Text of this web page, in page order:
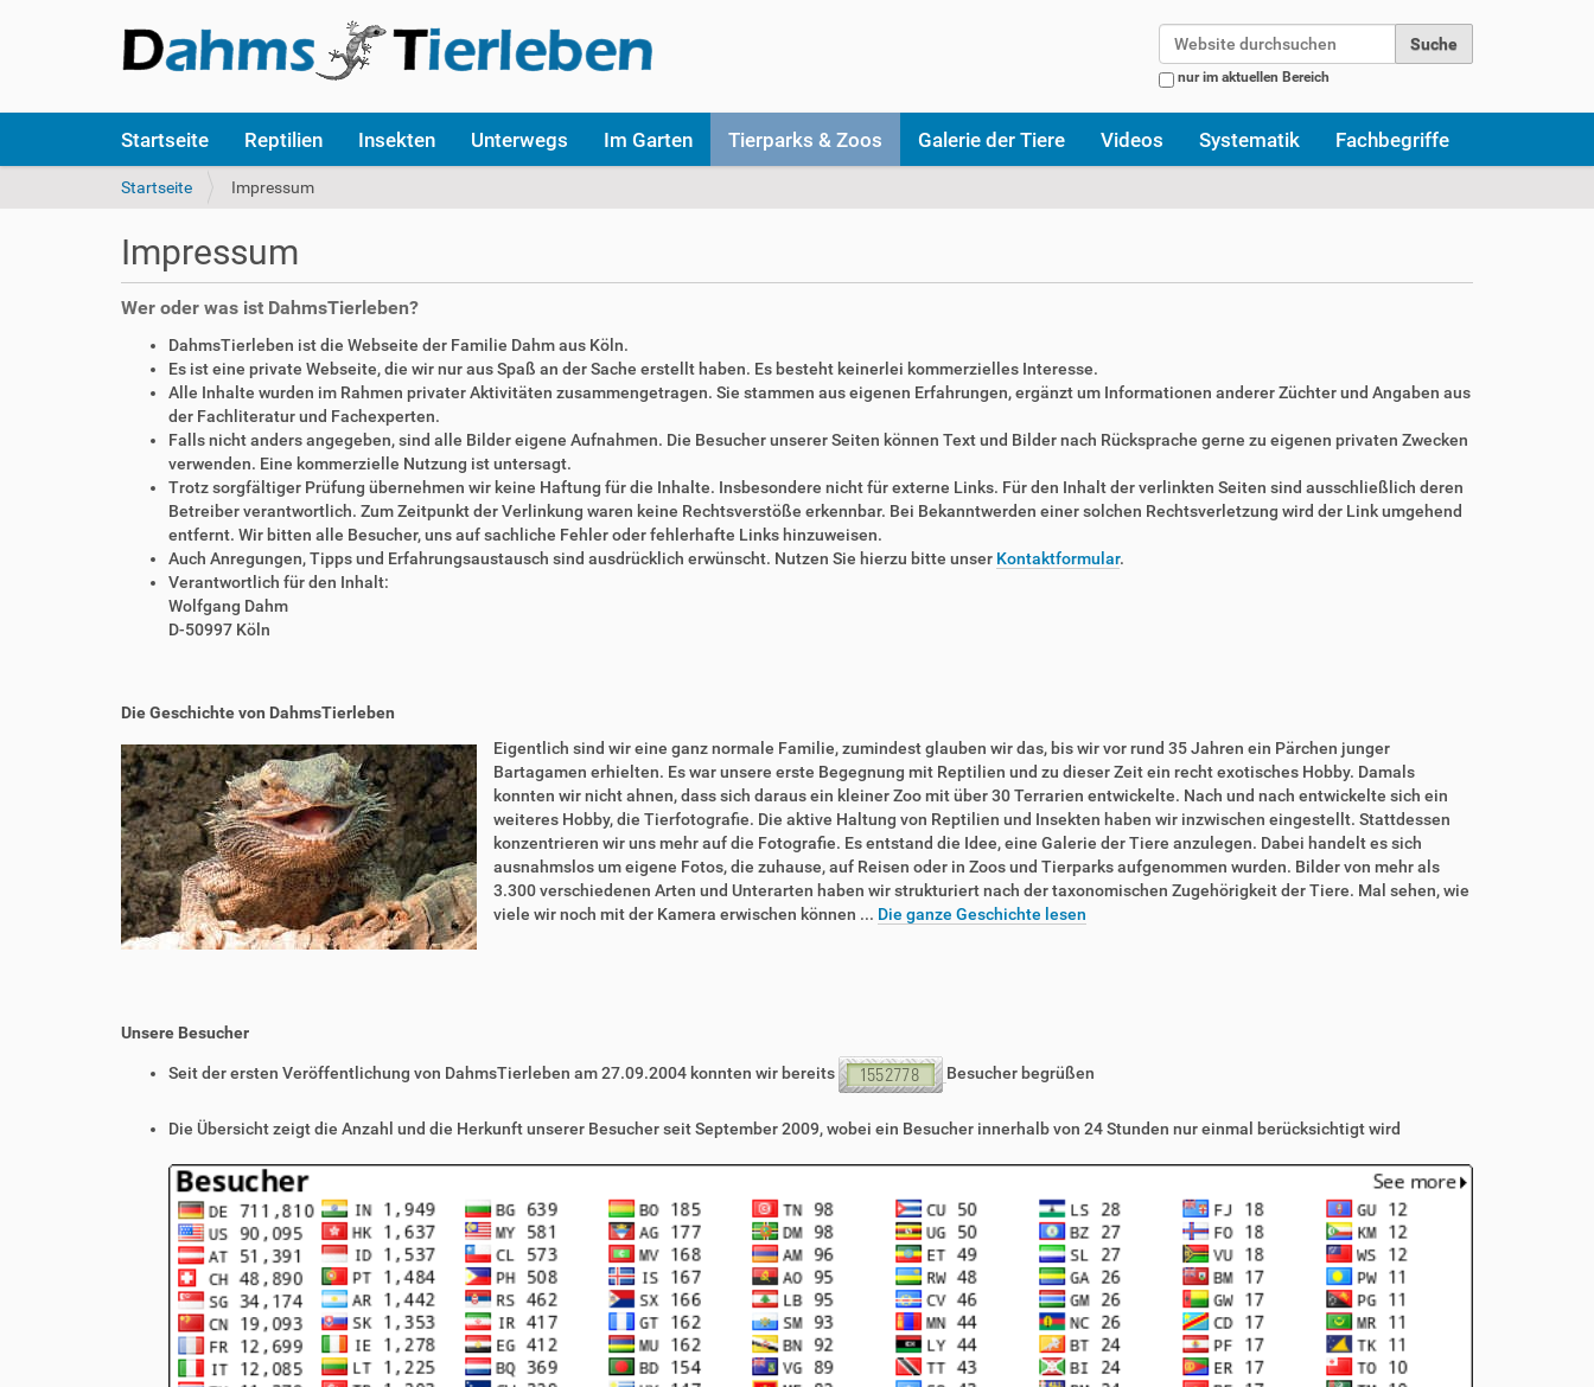
nur im aktuellen Bereich
k
Startseite Reptilien Insekten Unterwegs Im Garten Tierparks & Zoos Galerie der Tiere Videos Systematik Fachbegriffe
S
i
n
Startseite Impressum
Impressum
Wer oder was ist DahmsTierleben?
DahmsTierleben ist die Webseite der Familie Dahm aus Köln.
Es ist eine private Webseite, die wir nur aus Spaß an der Sache erstellt haben. Es besteht keinerlei kommerzielles Interesse.
Alle Inhalte wurden im Rahmen privater Aktivitäten zusammengetragen. Sie stammen aus eigenen Erfahrungen, ergänzt um Informationen anderer Züchter und Angaben aus
der Fachliteratur und Fachexperten.
Falls nicht anders angegeben, sind alle Bilder eigene Aufnahmen. Die Besucher unserer Seiten können Text und Bilder nach Rücksprache gerne zu eigenen privaten Zwecken
verwenden. Eine kommerzielle Nutzung ist untersagt.
Trotz sorgfältiger Prüfung übernehmen wir keine Haftung für die Inhalte. Insbesondere nicht für externe Links. Für den Inhalt der verlinkten Seiten sind ausschließlich deren
Betreiber verantwortlich. Zum Zeitpunkt der Verlinkung waren keine Rechtsverstöße erkennbar. Bei Bekanntwerden einer solchen Rechtsverletzung wird der Link umgehend
entfernt. Wir bitten alle Besucher, uns auf sachliche Fehler oder fehlerhafte Links hinzuweisen.
Auch Anregungen, Tipps und Erfahrungsaustausch sind ausdrücklich erwünscht. Nutzen Sie hierzu bitte unser Kontaktformular.
Verantwortlich für den Inhalt:
Wolfgang Dahm
D-50997 Köln
Die Geschichte von DahmsTierleben
Eigentlich sind wir eine ganz normale Familie, zumindest glauben wir das, bis wir vor rund 35 Jahren ein Pärchen junger
Bartagamen erhielten. Es war unsere erste Begegnung mit Reptilien und zu dieser Zeit ein recht exotisches Hobby. Damals
konnten wir nicht ahnen, dass sich daraus ein kleiner Zoo mit über 30 Terrarien entwickelte. Nach und nach entwickelte sich ein
weiteres Hobby, die Tierfotografie. Die aktive Haltung von Reptilien und Insekten haben wir inzwischen eingestellt. Stattdessen
konzentrieren wir uns mehr auf die Fotografie. Es entstand die Idee, eine Galerie der Tiere anzulegen. Dabei handelt es sich
ausnahmslos um eigene Fotos, die zuhause, auf Reisen oder in Zoos und Tierparks aufgenommen wurden. Bilder von mehr als
3.300 verschiedenen Arten und Unterarten haben wir strukturiert nach der taxonomischen Zugehörigkeit der Tiere. Mal sehen, wie
viele wir noch mit der Kamera erwischen können ... Die ganze Geschichte lesen
Unsere Besucher
Seit der ersten Veröffentlichung von DahmsTierleben am 27.09.2004 konnten wir bereits Besucher begrüßen
Die Übersicht zeigt die Anzahl und die Herkunft unserer Besucher seit September 2009, wobei ein Besucher innerhalb von 24 Stunden nur einmal berücksichtigt wird